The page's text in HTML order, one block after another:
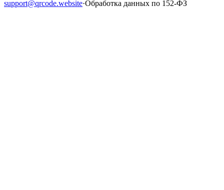
support@qrcode.website·Обработка данных по 152-ФЗ